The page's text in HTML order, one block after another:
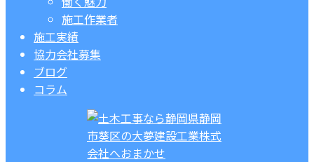
施工作業者
施工実績
協力会社募集
ブログ
コラム